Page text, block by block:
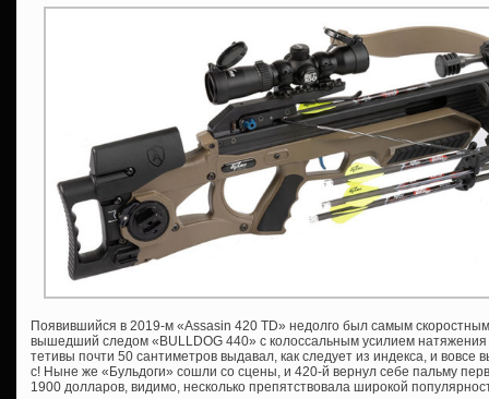
Появившийся в 2019-м «Assasin 420 TD» недолго был самым
вышедший следом «BULLDOG 440» с колоссальным усилием
тетивы почти 50 сантиметров выдавал, как следует из индекса, и
с! Ныне же «Бульдоги» сошли со сцены, и 420-й вернул себе пальму
1900 долларов, видимо, несколько препятствовала широкой